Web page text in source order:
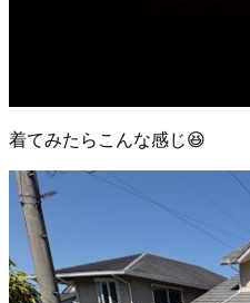
着てみたらこんな感じ😆